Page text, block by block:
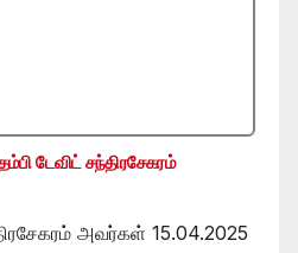
டேவிட் சந்திரசேகரம்
அவர்கள் 15.04.2025